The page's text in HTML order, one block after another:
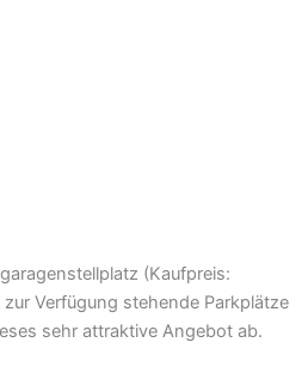
(Kaufpreis:
Verfügung stehende Parkplätze
sehr attraktive Angebot ab.